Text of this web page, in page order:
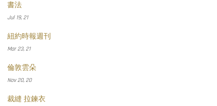
書法
Jul 19, 21
紐約時報週刊
Mar 23, 21
倫敦雲朵
Nov 20, 20
裁縫 拉鍊衣